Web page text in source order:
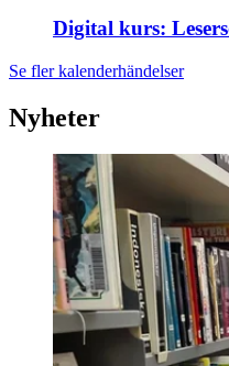
Digital kurs:
Se fler kalenderhändelser
Nyheter